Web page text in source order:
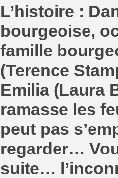
L’histoire :
bourgeoise,
famille
(Terence
Emilia (Laura
ramasse les
peut pas
regarder…
suite…